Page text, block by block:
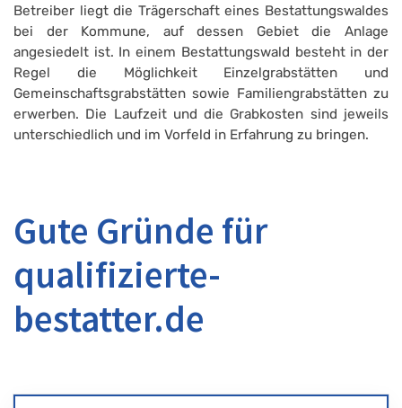
Betreiber liegt die Trägerschaft eines Bestattungswaldes
bei der Kommune, auf dessen Gebiet die Anlage
angesiedelt ist. In einem Bestattungswald besteht in der
Regel die Möglichkeit Einzelgrabstätten und
Gemeinschaftsgrabstätten sowie Familiengrabstätten zu
erwerben. Die Laufzeit und die Grabkosten sind jeweils
unterschiedlich und im Vorfeld in Erfahrung zu bringen.
Gute Gründe für
qualifizierte-
bestatter.de